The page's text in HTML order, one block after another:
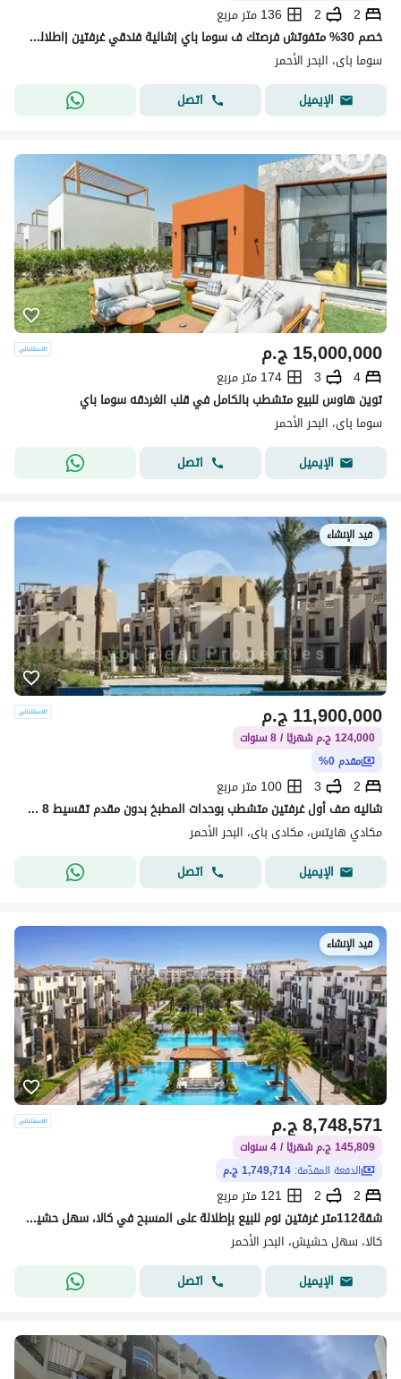
2
2
136 متر مربع
خصم 30% متفوتش فرصتك ف سوما باي |شالية فندقي غرفتين |اطلالة بحر وجولف | تشطيب فاخر + تكييفات | مقدم 5% وتقسيط حتى 8 سنوات
سوما باى، البحر الأحمر
الإيميل
اتصل
ج.م15,000,000
4
3
174 متر مربع
توين هاوس للبيع متشطب بالكامل في قلب الغردقه سوما باي
سوما باى، البحر الأحمر
الإيميل
اتصل
قيد الإنشاء
ج.م11,900,000
124,000 ج.م شهريًا / 8 سنوات
مقدم 0%
2
3
100 متر مربع
شاليه صف أول غرفتين متشطب بوحدات المطبخ بدون مقدم تقسيط 8 سنوات! للبيع اوراسكوم الجونة الجديدة مكادى
مكادي هايتس، مكادى باى، البحر الأحمر
الإيميل
اتصل
قيد الإنشاء
ج.م8,748,571
145,809 ج.م شهريًا / 4 سنوات
الدفعة المقدّمة: 1,749,714 ج.م
2
2
121 متر مربع
شقة112متر غرفتين نوم للبيع بإطلالة على المسبح في كالا، سهل حشيش
كالا، سهل حشيش، البحر الأحمر
الإيميل
اتصل